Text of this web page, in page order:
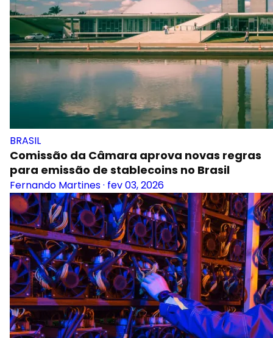
BRASIL
Comissão da Câmara aprova novas regras
para emissão de stablecoins no Brasil
Fernando Martines· fev 03, 2026